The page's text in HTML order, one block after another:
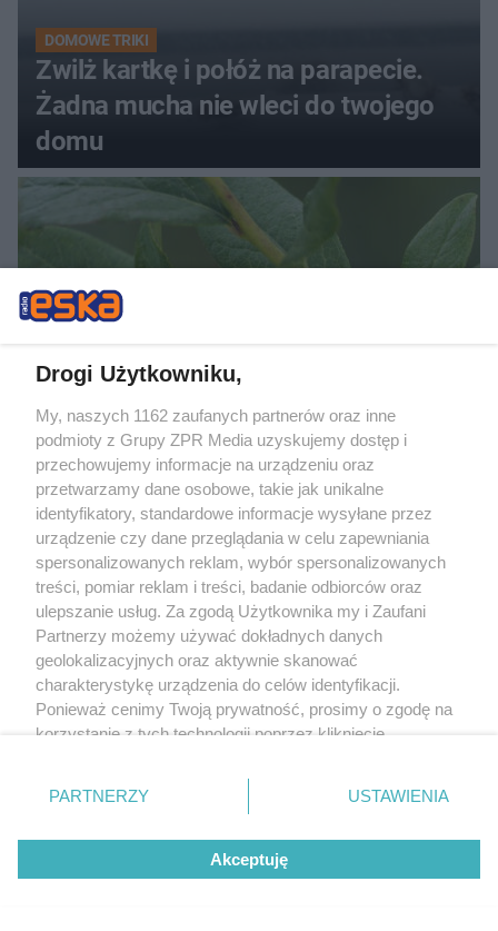
DOMOWE TRIKI
Zwilż kartkę i połóż na parapecie.
Żadna mucha nie wleci do twojego
domu
PIELĘGNACJA BORÓWKI
Zrób to po zebraniu borówek, a za
rok zbiory będą obfite
ZAKUPY
Jesień w Pepco! Stylowe kubki i
dodatki w świetnych cenach
Drogi Użytkowniku,
My, naszych 1162 zaufanych partnerów oraz inne
podmioty z Grupy ZPR Media uzyskujemy dostęp i
przechowujemy informacje na urządzeniu oraz
przetwarzamy dane osobowe, takie jak unikalne
identyfikatory, standardowe informacje wysyłane przez
urządzenie czy dane przeglądania w celu zapewniania
spersonalizowanych reklam, wybór spersonalizowanych
treści, pomiar reklam i treści, badanie odbiorców oraz
ulepszanie usług. Za zgodą Użytkownika my i Zaufani
Partnerzy możemy używać dokładnych danych
geolokalizacyjnych oraz aktywnie skanować
charakterystykę urządzenia do celów identyfikacji.
Ponieważ cenimy Twoją prywatność, prosimy o zgodę na
korzystanie z tych technologii poprzez kliknięcie
zmienić/wycofać klikając przycisk ustawień prywatności
znajdujący się w lewym dolnym rogu strony
rodzaje przetwarzania danych nie wymagają zgody
użytkownika, ale masz prawo sprzeciwić się takiemu
przetwarzaniu. Preferencje będą miały zastosowanie tylko
PARTNERZY USTAWIENIA
Akceptuję